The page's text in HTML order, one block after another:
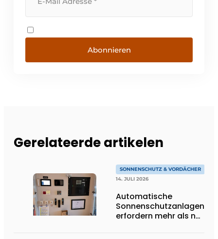
Abonnieren
Gerelateerde artikelen
SONNENSCHUTZ & VORDÄCHER
14. JULI 2026
Automatische
Sonnenschutzanlagen
erfordern mehr als nur